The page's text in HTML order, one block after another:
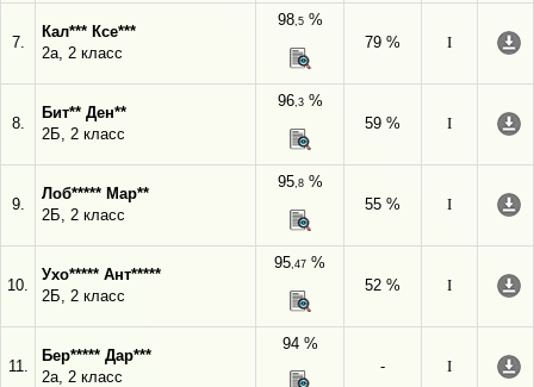
7.
Кал*** Ксе***
2а, 2 класс
98,5%
79 %
I
8.
Бит** Ден**
2Б, 2 класс
96,3%
59 %
I
9.
Лоб***** Мар**
2Б, 2 класс
95,8%
55 %
I
10.
Ухо***** Ант*****
2Б, 2 класс
95,47 %
52 %
I
11.
Бер***** Дар***
2а, 2 класс
94 %
-
I